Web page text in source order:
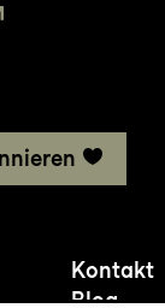
Kontakt
Blog